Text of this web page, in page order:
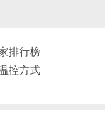
排行榜
控方式